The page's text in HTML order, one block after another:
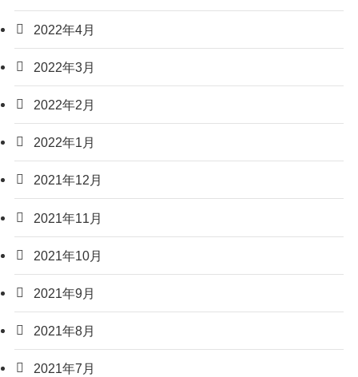
2022年4月
2022年3月
2022年2月
2022年1月
2021年12月
2021年11月
2021年10月
2021年9月
2021年8月
2021年7月